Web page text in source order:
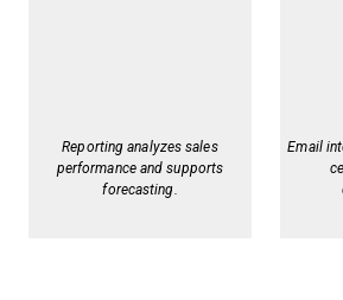
Reporting analyzes sales
performance and supports
forecasting.
Email